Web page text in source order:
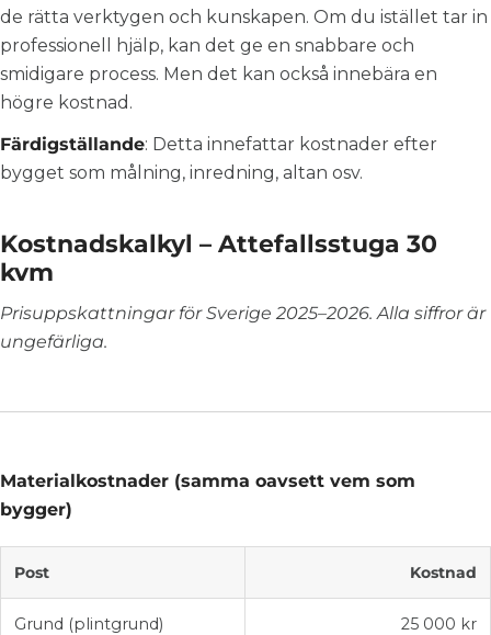
de rätta verktygen och kunskapen. Om du istället tar in
professionell hjälp, kan det ge en snabbare och
smidigare process. Men det kan också innebära en
högre kostnad.
Färdigställande: Detta innefattar kostnader efter
bygget som målning, inredning, altan osv.
Kostnadskalkyl – Attefallsstuga 30
kvm
Prisuppskattningar för Sverige 2025–2026. Alla siffror är
ungefärliga.
Materialkostnader (samma oavsett vem som
bygger)
Post Kostnad
Grund (plintgrund) 25 000 kr